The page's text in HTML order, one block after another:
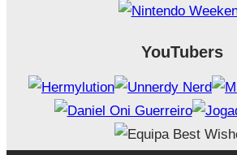
YouTubers